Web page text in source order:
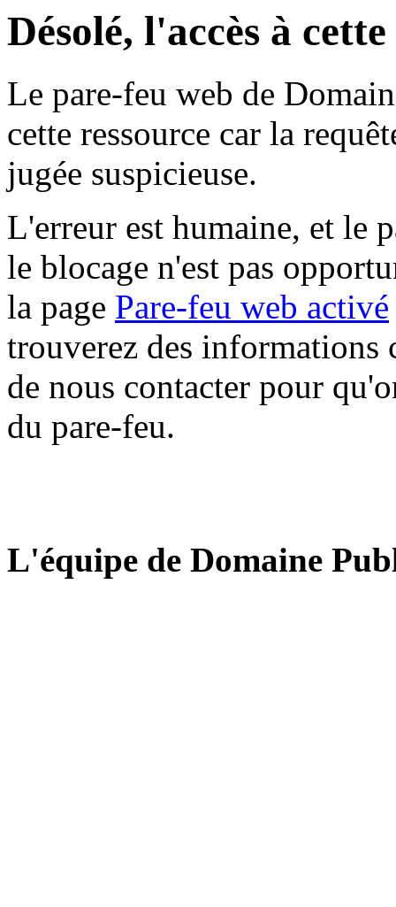
Désolé, l'accès à
Le pare-feu web de
cette ressource car la
jugée suspicieuse.
L'erreur est humaine, et le
le blocage n'est pas
la page Pare-feu web activé
trouverez des informations
de nous contacter pour
du pare-feu.
L'équipe de Domaine